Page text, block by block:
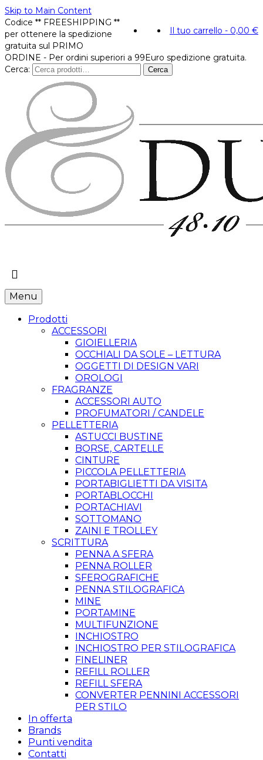
Skip to Main Content
Il tuo carrello - 0,00 €
Codice ** FREESHIPPING **
per ottenere la spedizione
gratuita sul PRIMO
ORDINE - Per ordini superiori a 99Euro spedizione gratuita.
Cerca:
Cerca
Menu
Prodotti
ACCESSORI
GIOIELLERIA
OCCHIALI DA SOLE – LETTURA
OGGETTI DI DESIGN VARI
OROLOGI
FRAGRANZE
ACCESSORI AUTO
PROFUMATORI / CANDELE
PELLETTERIA
ASTUCCI BUSTINE
BORSE, CARTELLE
CINTURE
PICCOLA PELLETTERIA
PORTABIGLIETTI DA VISITA
PORTABLOCCHI
PORTACHIAVI
SOTTOMANO
ZAINI E TROLLEY
SCRITTURA
PENNA A SFERA
PENNA ROLLER
SFEROGRAFICHE
PENNA STILOGRAFICA
MINE
PORTAMINE
MULTIFUNZIONE
INCHIOSTRO
INCHIOSTRO PER STILOGRAFICA
FINELINER
REFILL ROLLER
REFILL SFERA
CONVERTER PENNINI ACCESSORI
PER STILO
In offerta
Brands
Punti vendita
Contatti